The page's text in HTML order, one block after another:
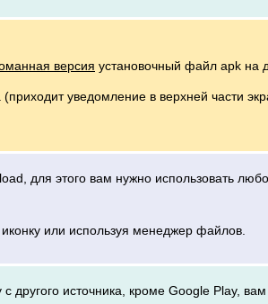
версия установочный файл apk на
уведомление в верхней части
для этого вам нужно использовать
или используя менеджер файлов.
другого источника, кроме Google Play,